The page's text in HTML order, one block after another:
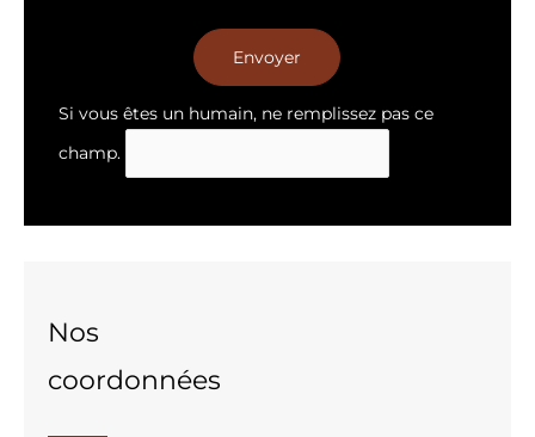
Envoyer
Si vous êtes un humain, ne remplissez pas ce
champ.
Nos
coordonnées